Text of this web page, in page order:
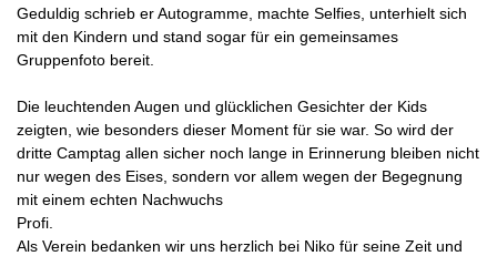
Geduldig schrieb er Autogramme, machte Selfies, unterhielt sich
mit den Kindern und stand sogar für ein gemeinsames
Gruppenfoto bereit.
Die leuchtenden Augen und glücklichen Gesichter der Kids
zeigten, wie besonders dieser Moment für sie war. So wird der
dritte Camptag allen sicher noch lange in Erinnerung bleiben nicht
nur wegen des Eises, sondern vor allem wegen der Begegnung
mit einem echten Nachwuchs
Profi.
Als Verein bedanken wir uns herzlich bei Niko für seine Zeit und